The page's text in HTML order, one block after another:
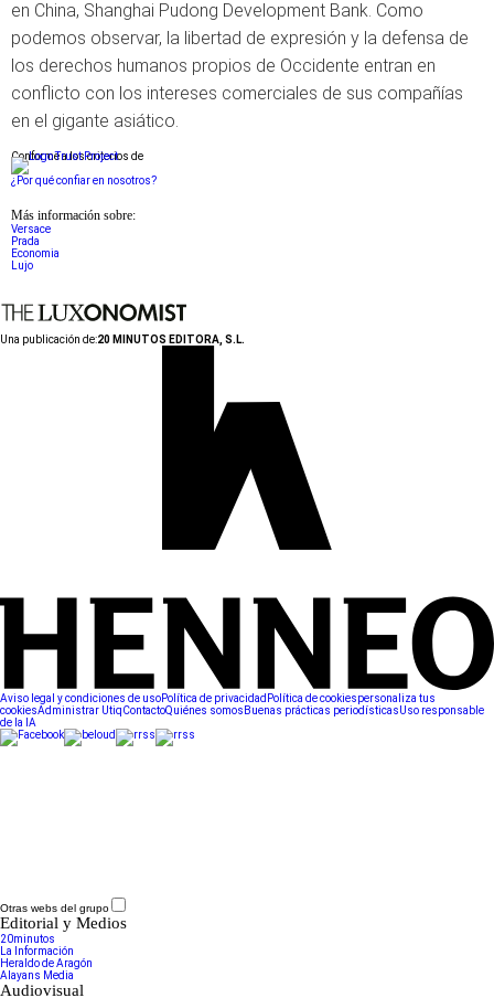
en China, Shanghai Pudong Development Bank. Como
podemos observar, la libertad de expresión y la defensa de
los derechos humanos propios de Occidente entran en
conflicto con los intereses comerciales de sus compañías
en el gigante asiático.
Conforme a los criterios de
¿Por qué confiar en nosotros?
Más información sobre:
Versace
Prada
Economia
Lujo
Una publicación de:20 MINUTOS EDITORA, S.L.
Aviso legal y condiciones de usoPolítica de privacidad Política de cookiespersonaliza tus
cookiesAdministrar UtiqContactoQuiénes somos Buenas prácticas periodísticasUso responsable
de la IA
Otras webs del grupo
Editorial y Medios
20minutos
La Información
Heraldo de Aragón
Alayans Media
Audiovisual